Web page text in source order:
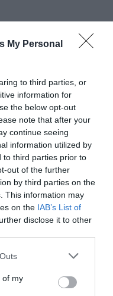
My Personal
to third parties, or
information for
the below opt-out
note that after your
continue seeing
information utilized by
to third parties prior to
out of the further
by third parties on the
This information may
on the IAB’s List of
disclose it to other
one or more Google
You may click to
its third-party tags to
of my